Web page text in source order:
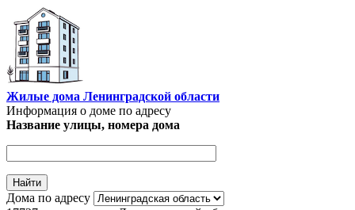
Перейти к основному содержанию
Жилые дома Ленинградской области
Информация о доме по адресу
Название улицы, номера дома
Дома по адресу